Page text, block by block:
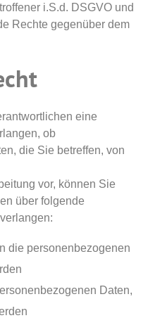
i.S.d. DSGVO und
Rechte gegenüber dem
eine
ob
die Sie betreffen, von
vor, können Sie
über folgende
die personenbezogenen
Daten,